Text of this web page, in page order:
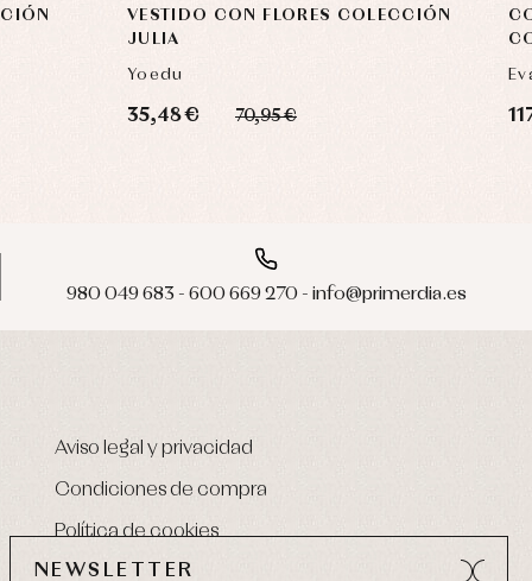
VESTIDO CON FLORES COLECCIÓN
JULIA
Yoedu
35,48 € 70,95 €
980 049 683 - 600 669 270 - info@primerdia.es
Aviso legal y privacidad
Condiciones de compra
Política de cookies
NEWSLETTER